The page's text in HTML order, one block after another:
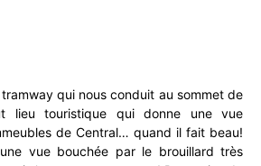
qui nous conduit au sommet de
lieu touristique qui donne une vue
de Central… quand il fait beau!
vue bouchée par le brouillard très